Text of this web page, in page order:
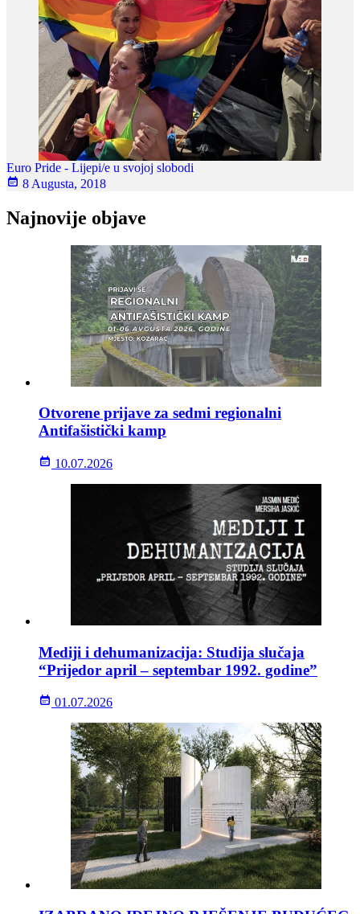
Euro Pride - Lijepi/e u svojoj slobodi
8 Augusta, 2018
Najnovije objave
Otvorene prijave za sedmi regionalni
Antifašistički kamp
10.07.2026
Mediji i dehumanizacija: Studija slučaja
“Prijedor april – septembar 1992. godine”
01.07.2026